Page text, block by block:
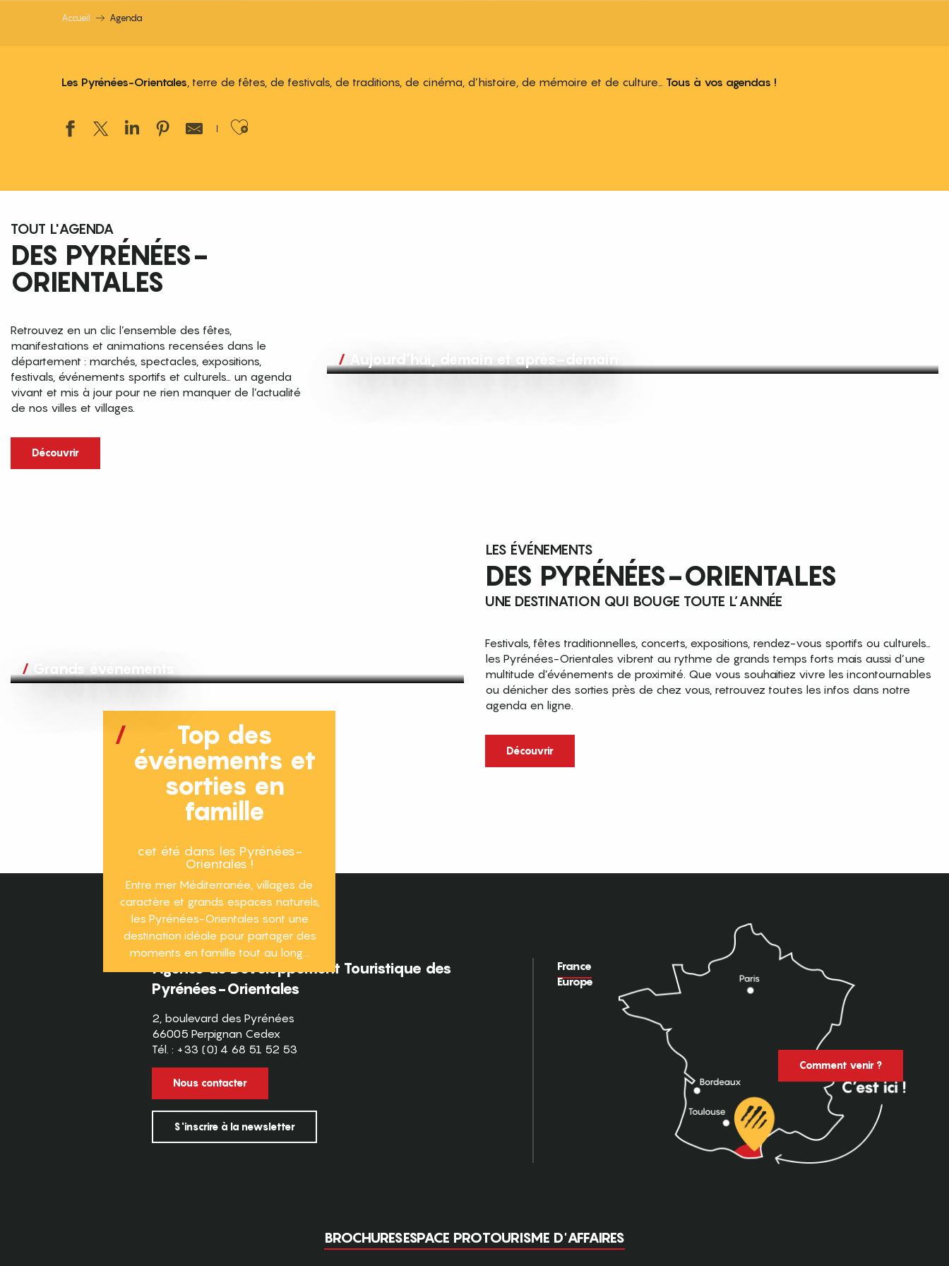
Accueil Agenda
Les Pyrénées-Orientales, terre de fêtes, de festivals, de traditions, de cinéma, d’histoire, de mémoire et de culture… Tous à vos agendas !
Ajouter aux favoris
TOUT L'AGENDA
DES PYRÉNÉES-
ORIENTALES
Retrouvez en un clic l’ensemble des fêtes,
manifestations et animations recensées dans le
département : marchés, spectacles, expositions,
festivals, événements sportifs et culturels… un agenda
vivant et mis à jour pour ne rien manquer de l’actualité
de nos villes et villages.
Découvrir
Aujourd’hui, demain et après-demain
Grands événements
LES ÉVÉNEMENTS
DES PYRÉNÉES-ORIENTALES
UNE DESTINATION QUI BOUGE TOUTE L’ANNÉE
Festivals, fêtes traditionnelles, concerts, expositions, rendez-vous sportifs ou culturels…
les Pyrénées-Orientales vibrent au rythme de grands temps forts mais aussi d’une
multitude d’événements de proximité. Que vous souhaitiez vivre les incontournables
ou dénicher des sorties près de chez vous, retrouvez toutes les infos dans notre
agenda en ligne.
Découvrir
Top des
événements et
sorties en
famille
cet été dans les Pyrénées-
Orientales !
Entre mer Méditerranée, villages de
caractère et grands espaces naturels,
les Pyrénées-Orientales sont une
destination idéale pour partager des
moments en famille tout au long...
Agence de Développement Touristique des
Pyrénées-Orientales
2, boulevard des Pyrénées
66005 Perpignan Cedex
Tél. : +33 (0) 4 68 51 52 53
Nous contacter
S'inscrire à la newsletter
France
Europe
Comment venir ?
BROCHURESESPACE PROTOURISME D'AFFAIRES